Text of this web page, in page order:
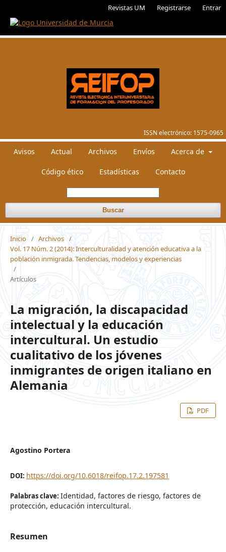
Revistas UM Registrarse Entrar
ISSN electrónico: 1575-0965
Avisos Actual Archivos Envíos Acerca de
Código ético Estadísticas Contacto
Buscar
Inicio / Archivos /
Vol. 17 Núm. 2 (2014): Interculturalidad y atención educativa a la
población inmigrada. Tendencias, modelos y experiencias
/
Artículos
La migración, la discapacidad
intelectual y la educación
intercultural. Un estudio
cualitativo de los jóvenes
inmigrantes de origen italiano en
Alemania
PDF
Agostino Portera
DOI: https://doi.org/10.6018/reifop.17.2.197581
Palabras clave: Identidad, factores de riesgo, factores de
protección, educación intercultural.
Resumen